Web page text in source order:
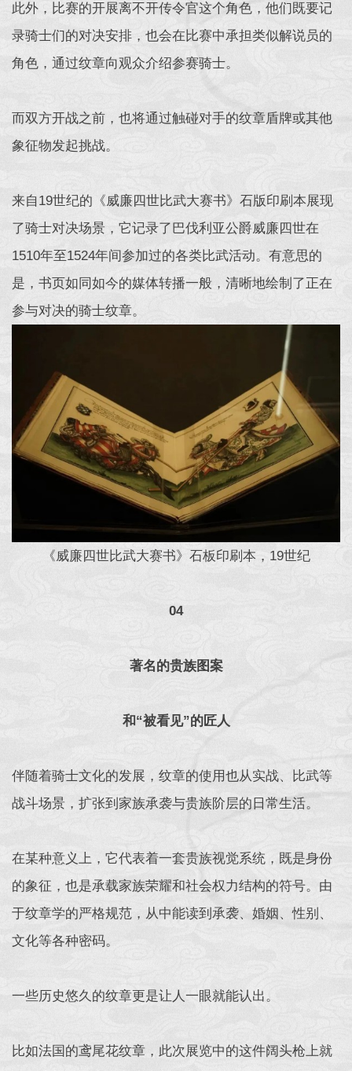
此外，比赛的开展离不开传令官这个角色，他们既要记
录骑士们的对决安排，也会在比赛中承担类似解说员的
角色，通过纹章向观众介绍参赛骑士。
而双方开战之前，也将通过触碰对手的纹章盾牌或其他
象征物发起挑战。
来自19世纪的《威廉四世比武大赛书》石版印刷本展现
了骑士对决场景，它记录了巴伐利亚公爵威廉四世在
1510年至1524年间参加过的各类比武活动。有意思的
是，书页如同如今的媒体转播一般，清晰地绘制了正在
参与对决的骑士纹章。
《威廉四世比武大赛书》石板印刷本，19世纪
04
著名的贵族图案
和“被看见”的匠人
伴随着骑士文化的发展，纹章的使用也从实战、比武等
战斗场景，扩张到家族承袭与贵族阶层的日常生活。
在某种意义上，它代表着一套贵族视觉系统，既是身份
的象征，也是承载家族荣耀和社会权力结构的符号。由
于纹章学的严格规范，从中能读到承袭、婚姻、性别、
文化等各种密码。
一些历史悠久的纹章更是让人一眼就能认出。
比如法国的鸢尾花纹章，此次展览中的这件阔头枪上就